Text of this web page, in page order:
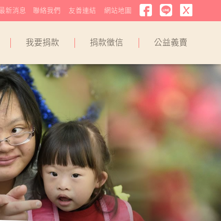
我要捐款 捐款徵信 公益義賣
新消息 聯絡我們 友善連結 網站地圖